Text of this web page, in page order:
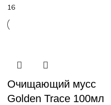
16
Очищающий мусс
Golden Trace 100мл